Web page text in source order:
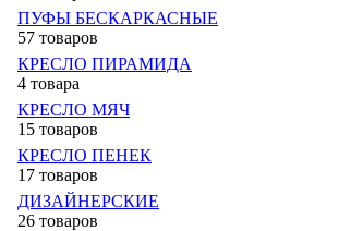
ПУФЫ БЕСКАРКАСНЫЕ
57 товаров
КРЕСЛО ПИРАМИДА
4 товара
КРЕСЛО МЯЧ
15 товаров
КРЕСЛО ПЕНЕК
17 товаров
ДИЗАЙНЕРСКИЕ
26 товаров